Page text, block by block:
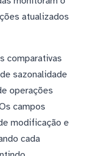
atualizados
comparativas
sazonalidade
operações
campos
modificação e
cada